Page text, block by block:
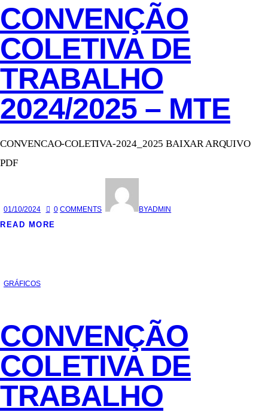
CONVENÇÃO
COLETIVA DE
TRABALHO
2024/2025 – MTE
CONVENCAO-COLETIVA-2024_2025 BAIXAR ARQUIVO
PDF
01/10/2024 0 COMMENTS BYADMIN
READ MORE
GRÁFICOS
CONVENÇÃO
COLETIVA DE
TRABALHO